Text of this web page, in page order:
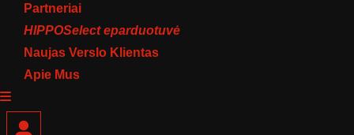
Partneriai
HIPPOSelect eparduotuvė
Naujas Verslo Klientas
Apie Mus